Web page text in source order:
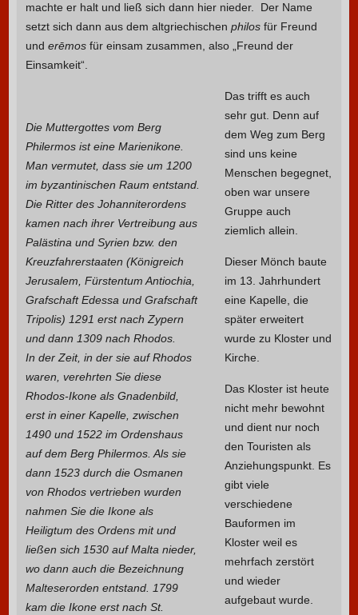
machte er halt und ließ sich dann hier nieder. Der Name
setzt sich dann aus dem altgriechischen philosfür Freund
und erēmosfür einsam zusammen, also „Freund der
Einsamkeit“.
Die Muttergottes vom Berg
Philermos ist eine Marienikone.
Man vermutet, dass sie um 1200
im byzantinischen Raum entstand.
Die Ritter des Johanniterordens
kamen nach ihrer Vertreibung aus
Palästina und Syrien bzw. den
Kreuzfahrerstaaten (Königreich
Jerusalem, Fürstentum Antiochia,
Grafschaft Edessa und Grafschaft
Tripolis) 1291 erst nach Zypern
und dann 1309 nach Rhodos.
In der Zeit, in der sie auf Rhodos
waren, verehrten Sie diese
Rhodos-Ikone als Gnadenbild,
erst in einer Kapelle, zwischen
1490 und 1522 im Ordenshaus
auf dem Berg Philermos. Als sie
dann 1523 durch die Osmanen
von Rhodos vertrieben wurden
nahmen Sie die Ikone als
Heiligtum des Ordens mit und
ließen sich 1530 auf Malta nieder,
wo dann auch die Bezeichnung
Malteserorden entstand. 1799
kam die Ikone erst nach St.
Das trifft es auch
sehr gut. Denn auf
dem Weg zum Berg
sind uns keine
Menschen begegnet,
oben war unsere
Gruppe auch
ziemlich allein.
Dieser Mönch baute
im 13. Jahrhundert
eine Kapelle, die
später erweitert
wurde zu Kloster und
Kirche.
Das Kloster ist heute
nicht mehr bewohnt
und dient nur noch
den Touristen als
Anziehungspunkt. Es
gibt viele
verschiedene
Bauformen im
Kloster weil es
mehrfach zerstört
und wieder
aufgebaut wurde.